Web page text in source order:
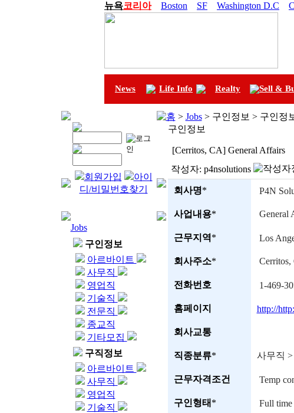
뉴욕코리아 Boston SF Washington D.C
News Life Info Realty Sell &
회원가입
아이
디/비밀번호찾기
Jobs
구인정보
아르바이트
사무직
영업직
기술직
전문직
종교직
기타모집
구직정보
아르바이트
사무직
영업직
기술직
홈 > Jobs> 구인정보 > 구인정
구인정보
[Cerritos, CA] General Affairs
작성자: p4nsolutions
회사명* P4N
사업내용* General
근무지역* Los
회사주소* Cerritos,
전화번호 1-469-
홈페이지 http://
회사교통
직종분류* 사무직
근무자격조건 Temp
구인형태 * Full time